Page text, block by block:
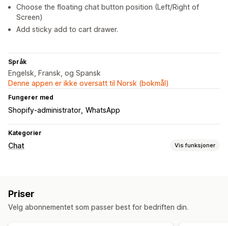
Choose the floating chat button position (Left/Right of
Screen)
Add sticky add to cart drawer.
Språk
Engelsk, Fransk, og Spansk
Denne appen er ikke oversatt til Norsk (bokmål)
Fungerer med
Shopify-administrator WhatsApp
Kategorier
Chat Vis funksjoner
Priser
Velg abonnementet som passer best for bedriften din.